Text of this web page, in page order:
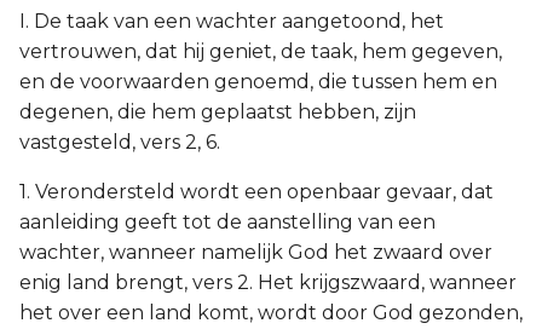
I. De taak van een wachter aangetoond, het
vertrouwen, dat hij geniet, de taak, hem gegeven,
en de voorwaarden genoemd, die tussen hem en
degenen, die hem geplaatst hebben, zijn
vastgesteld, vers 2, 6.
1. Verondersteld wordt een openbaar gevaar, dat
aanleiding geeft tot de aanstelling van een
wachter, wanneer namelijk God het zwaard over
enig land brengt, vers 2. Het krijgszwaard, wanneer
het over een land komt, wordt door God gezonden,